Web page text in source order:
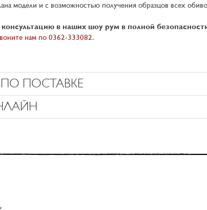
модели и с возможностью получения образцов всех
в наших шоу рум в полной
нам по 0362-333082.
ПОСТАВКЕ